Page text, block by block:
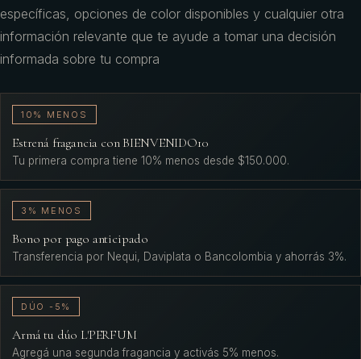
específicas, opciones de color disponibles y cualquier otra
información relevante que te ayude a tomar una decisión
informada sobre tu compra
10% MENOS
Estrená fragancia con BIENVENIDO10
Tu primera compra tiene 10% menos desde $150.000.
3% MENOS
Bono por pago anticipado
Transferencia por Nequi, Daviplata o Bancolombia y ahorrás 3%.
DÚO -5%
Armá tu dúo L'PERFUM
Agregá una segunda fragancia y activás 5% menos.